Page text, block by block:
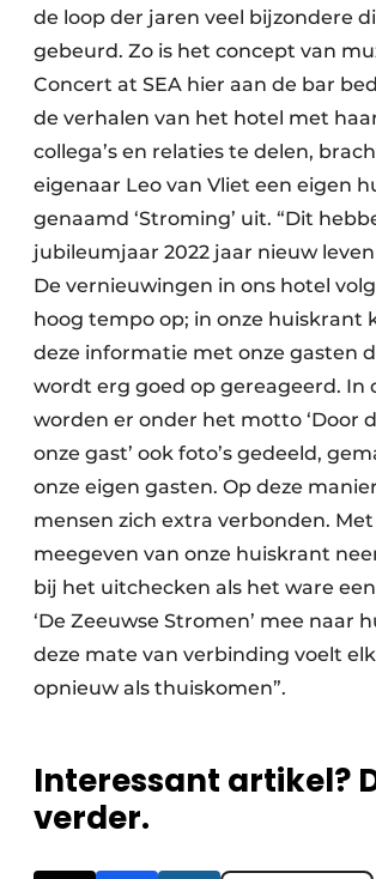
de loop der jaren veel bijzondere
gebeurd. Zo is het concept van
Concert at SEA hier aan de bar
de verhalen van het hotel met
collega’s en relaties te delen,
eigenaar Leo van Vliet een eigen
genaamd ‘Stroming’ uit. “Dit
jubileumjaar 2022 jaar nieuw
De vernieuwingen in ons hotel
hoog tempo op; in onze huiskrant
deze informatie met onze gasten
wordt erg goed op gereageerd. In
worden er onder het motto ‘Door
onze gast’ ook foto’s gedeeld,
onze eigen gasten. Op deze
mensen zich extra verbonden.
meegeven van onze huiskrant
bij het uitchecken als het ware
‘De Zeeuwse Stromen’ mee naar
deze mate van verbinding voelt
opnieuw als thuiskomen”.
Interessant artikel?
verder.